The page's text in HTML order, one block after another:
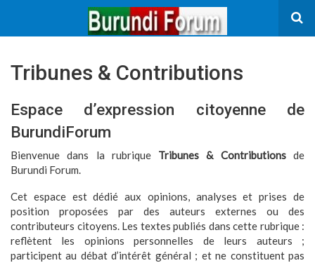
Tribunes & Contributions
Espace d’expression citoyenne de
BurundiForum
Bienvenue dans la rubrique Tribunes & Contributionsde
Burundi Forum.
Cet espace est dédié aux opinions, analyses et prises de
position proposées par des auteurs externes ou des
contributeurs citoyens. Les textes publiés dans cette rubrique :
reflètent les opinions personnelles de leurs auteurs ;
participent au débat d’intérêt général ; et ne constituent pas